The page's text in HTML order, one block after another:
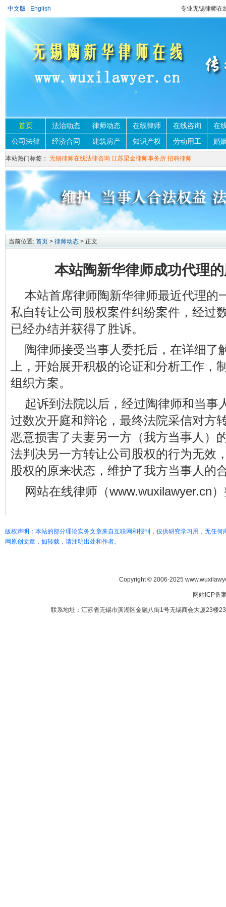
中文版 English 专业无锡律师在
首页 法治动态 律师动态 在线律师 在线咨询
在
公司法律
经济合同 建筑房产 知识产权 劳动用工 婚
本站热门标签： 无锡律师在线法律咨询 江苏梁金律师事务所 招聘律师
当前位置: 首页 > 律师动态 > 正文
本站陶新华律师成功代理
本站首席律师陶新华律师最近代理的
私自转让公司股权案件纠纷案件，经过
已经办结并获得了胜诉。
陶律师接受当事人委托后，在详细了
上，开始展开积极的论证和分析工作，
组织方案。
起诉到法院以后，经过陶律师和当事
过数次开庭和辩论，最终法院采信对方
恶意损害了夫妻另一方（我方当事人）
法判决另一方转让公司股权的行为无效
股权的原来状态，维护了我方当事人的
网站在线律师（www.wuxilawyer.cn
版权声明：本站的部分理论实务文章来自互联网和报刊，仅供研究学习用，无任
网原创文章，如转载，请注明出处和作者。
Copyright © 2006-2025
网站ICP备
联系地址：江苏省无锡市滨湖区金融八街1号无锡商会大厦23楼